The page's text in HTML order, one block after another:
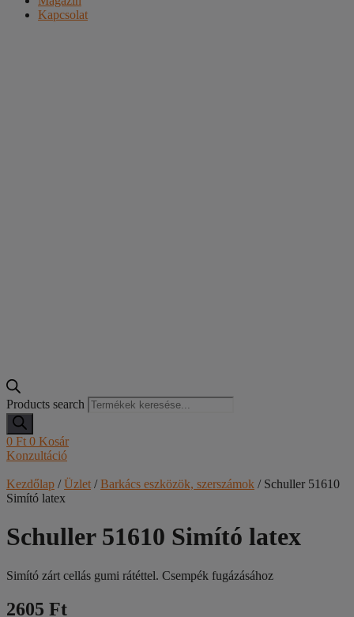
Kapcsolat
Products search
0 Ft 0 Kosár
Konzultáció
Kezdőlap /Üzlet /Barkács eszközök, szerszámok / Schuller 51610
Simító latex
Schuller 51610 Simító latex
Simító zárt cellás gumi rátéttel. Csempék fugázásához
2605 Ft